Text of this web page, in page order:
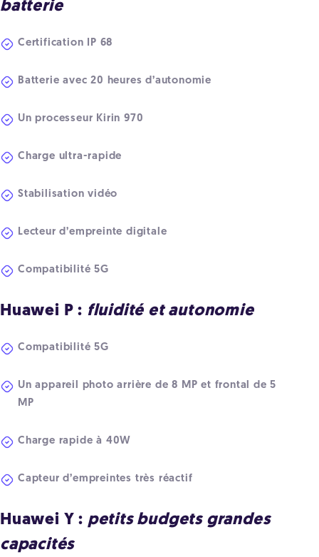
batterie
Certification IP 68
Batterie avec 20 heures d’autonomie
Un processeur Kirin 970
Charge ultra-rapide
Stabilisation vidéo
Lecteur d’empreinte digitale
Compatibilité 5G
Huawei P: fluidité et autonomie
Compatibilité 5G
Un appareil photo arrière de 8 MP et frontal de 5
MP
Charge rapide à 40W
Capteur d’empreintes très réactif
Huawei Y : petits budgets grandes
capacités